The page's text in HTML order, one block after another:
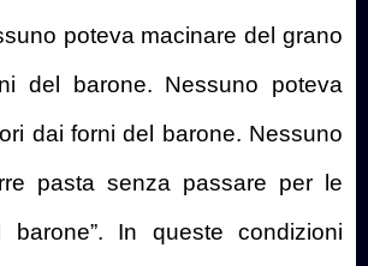
poteva macinare del grano
del barone. Nessuno poteva
dai forni del barone. Nessuno
pasta senza passare per le
barone”. In queste condizioni